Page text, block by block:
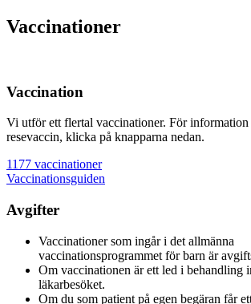
Vaccinationer
Vaccination
Vi utför ett flertal vaccinationer. För
resevaccin, klicka på knapparna nedan.
1177 vaccinationer
Vaccinationsguiden
Avgifter
Vaccinationer som ingår i det allmänna
vaccinationsprogrammet för barn är
Om vaccinationen är ett led i behandling
läkarbesöket.
Om du som patient på egen begäran får